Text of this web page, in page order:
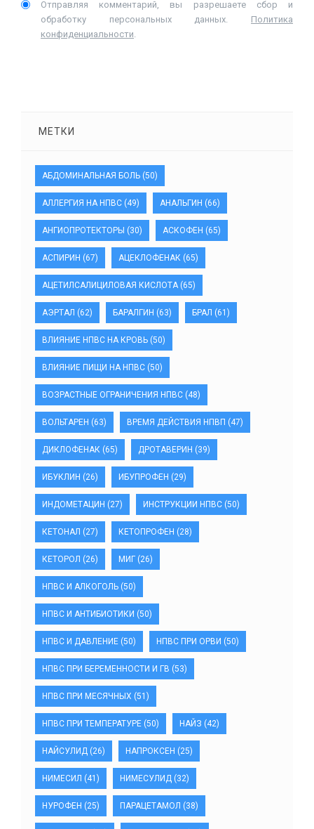
Отправляя комментарий, вы разрешаете сбор и
обработку персональных данных. Политика
конфиденциальности.
МЕТКИ
АБДОМИНАЛЬНАЯ БОЛЬ (50)
АЛЛЕРГИЯ НА НПВС (49) АНАЛЬГИН (66)
АНГИОПРОТЕКТОРЫ (30) АСКОФЕН (65)
АСПИРИН (67) АЦЕКЛОФЕНАК (65)
АЦЕТИЛСАЛИЦИЛОВАЯ КИСЛОТА(65)
АЭРТАЛ (62) БАРАЛГИН (63) БРАЛ (61)
ВЛИЯНИЕ НПВС НА КРОВЬ (50)
ВЛИЯНИЕ ПИЩИ НА НПВС (50)
ВОЗРАСТНЫЕ ОГРАНИЧЕНИЯ НПВС (48)
ВОЛЬТАРЕН (63) ВРЕМЯ ДЕЙСТВИЯ НПВП (47)
ДИКЛОФЕНАК (65) ДРОТАВЕРИН (39)
ИБУКЛИН (26) ИБУПРОФЕН (29)
ИНДОМЕТАЦИН (27) ИНСТРУКЦИИ НПВС (50)
КЕТОНАЛ (27) КЕТОПРОФЕН (28)
КЕТОРОЛ (26) МИГ (26)
НПВС И АЛКОГОЛЬ (50)
НПВС И АНТИБИОТИКИ (50)
НПВС И ДАВЛЕНИЕ (50) НПВС ПРИ ОРВИ (50)
НПВС ПРИ БЕРЕМЕННОСТИ И ГВ (53)
НПВС ПРИ МЕСЯЧНЫХ (51)
НПВС ПРИ ТЕМПЕРАТУРЕ (50) НАЙЗ (42)
НАЙСУЛИД (26) НАПРОКСЕН (25)
НИМЕСИЛ (41) НИМЕСУЛИД (32)
НУРОФЕН (25) ПАРАЦЕТАМОЛ (38)